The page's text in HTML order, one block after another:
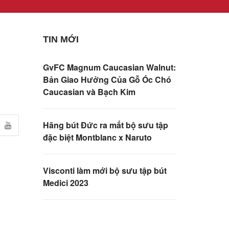
TIN MỚI
GvFC Magnum Caucasian Walnut:
Bản Giao Hưởng Của Gỗ Óc Chó
Caucasian và Bạch Kim
Hãng bút Đức ra mắt bộ sưu tập
đặc biệt Montblanc x Naruto
Visconti làm mới bộ sưu tập bút
Medici 2023